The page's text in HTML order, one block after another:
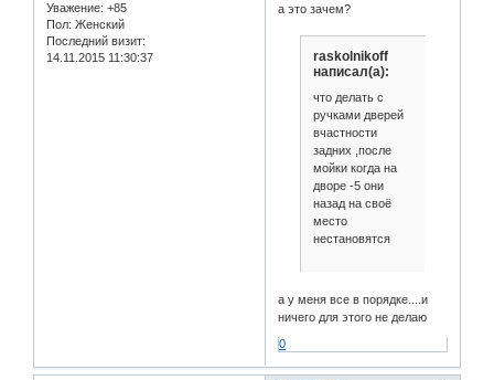
Уважение: +85
Пол: Женский
Последний визит:
14.11.2015 11:30:37
а это зачем?
raskolnikoff
написал(а):
что делать с
ручками дверей
вчастности
задних ,после
мойки когда на
дворе -5 они
назад на своё
место
нестановятся
а у меня все в порядке....и
ничего для этого не делаю
0